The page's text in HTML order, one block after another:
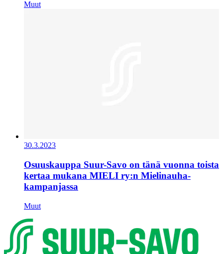
Muut
30.3.2023
Osuuskauppa Suur-Savo on tänä vuonna toista
kertaa mukana MIELI ry:n Mielinauha-
kampanjassa
Muut